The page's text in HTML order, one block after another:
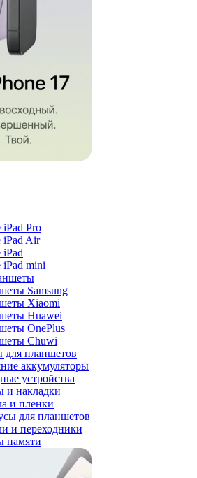
iPad Pro
iPad Air
iPad
iPad mini
Samsung
Xiaomi
Huawei
OnePlus
Chuwi
для планшетов
аккумуляторы
устройства
и накладки
и пленки
для планшетов
и переходники
памяти